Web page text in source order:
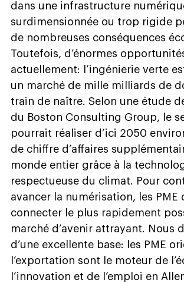
dans une infrastructure
surdimensionnée ou trop rigide
de nombreuses conséquences
Toutefois, d’énormes
actuellement: l’ingénierie verte
un marché de mille milliards de
train de naître. Selon une étude
du Boston Consulting Group, le
pourrait réaliser d’ici 2050
de chiffre d’affaires
monde entier grâce à la
respectueuse du climat. Pour
avancer la numérisation, les PME
connecter le plus rapidement
marché d’avenir attrayant. Nous
d’une excellente base: les PME
l’exportation sont le moteur de
l’innovation et de l’emploi en